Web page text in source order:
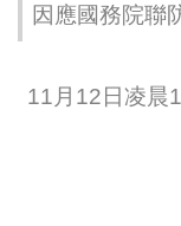
因應國務院聯防聯控機制
台灣地區和
為5+3
11月12日凌晨